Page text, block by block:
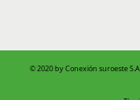
© 2020 by Conexión suroeste